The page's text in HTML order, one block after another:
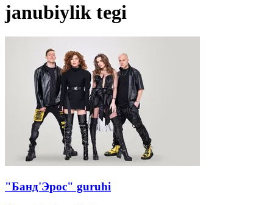
janubiylik tegi
"Банд'Эрос" guruhi